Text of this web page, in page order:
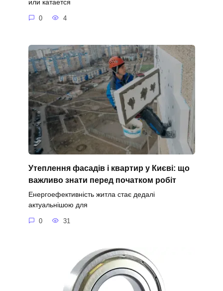
или катается
0 4
Утеплення фасадів і квартир у Києві: що
важливо знати перед початком робіт
Енергоефективність житла стає дедалі
актуальнішою для
0 31